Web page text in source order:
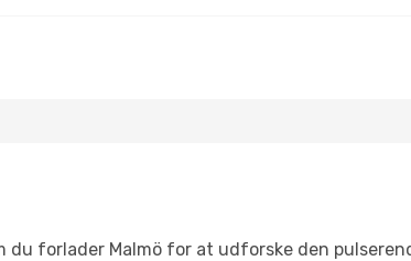
du forlader Malmö for at udforske den